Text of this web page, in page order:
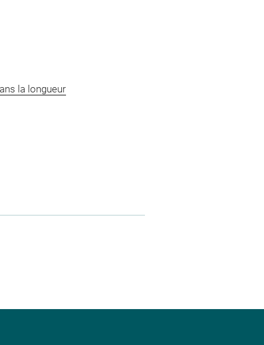
la longueur